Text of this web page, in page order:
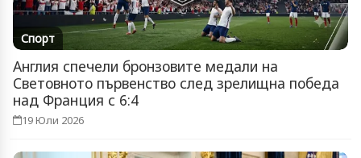
Спорт
Англия спечели бронзовите медали на
Световното първенство след зрелищна победа
над Франция с 6:4
19 Юли 2026